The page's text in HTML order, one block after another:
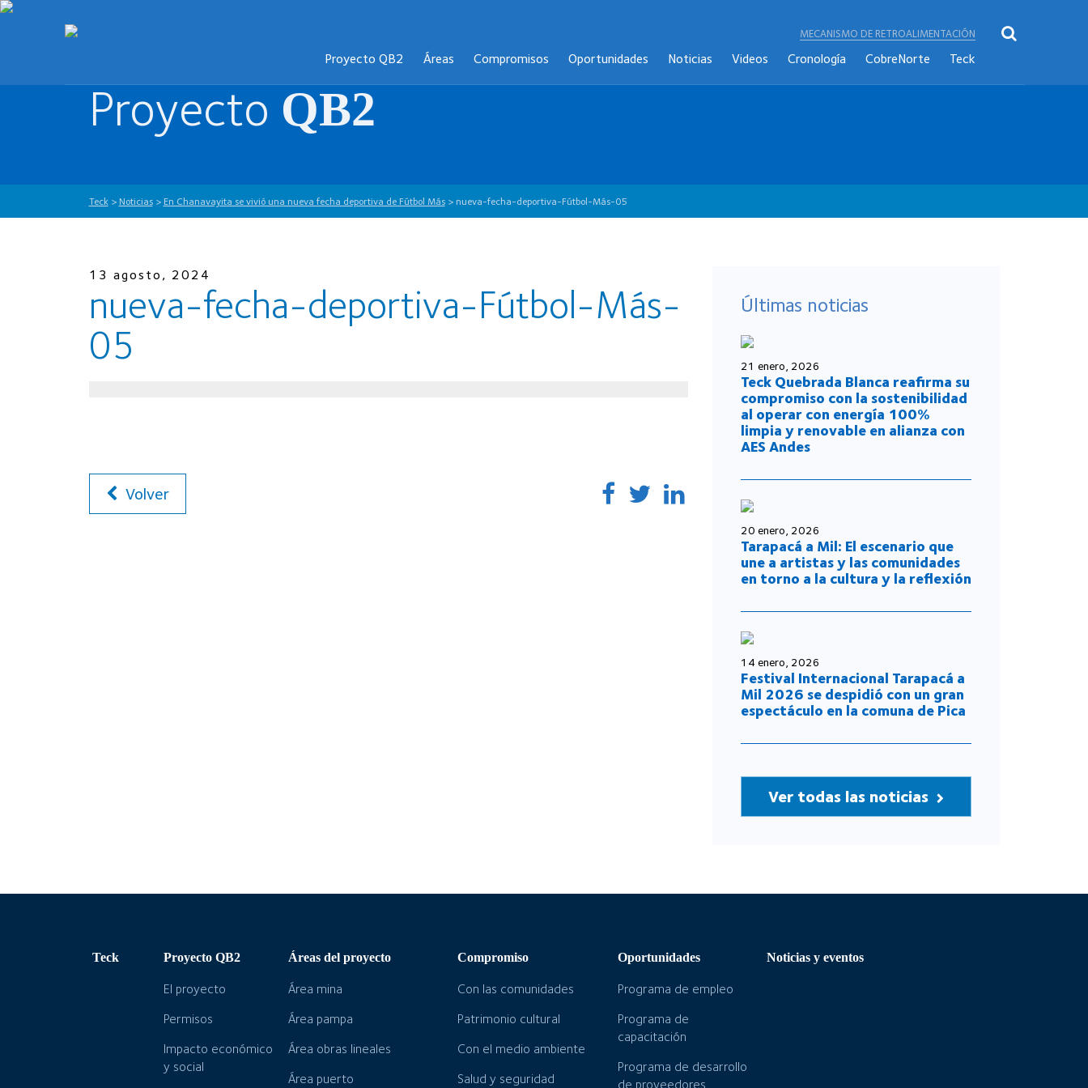
MECANISMO DE RETROALIMENTACIÓN
Proyecto QB2 Áreas Compromisos Oportunidades Noticias Videos Cronología CobreNorte Teck
Proyecto QB2
Teck> Noticias> En Chanavayita se vivió una nueva fecha deportiva de Fútbol Más> nueva-fecha-deportiva-Fútbol-Más-05
13 agosto, 2024
nueva-fecha-deportiva-Fútbol-Más-
05
Volver
Últimas noticias
21 enero, 2026
Teck Quebrada Blanca reafirma su
compromiso con la sostenibilidad
al operar con energía 100%
limpia y renovable en alianza con
AES Andes
20 enero, 2026
Tarapacá a Mil: El escenario que
une a artistas y las comunidades
en torno a la cultura y la reflexión
14 enero, 2026
Festival Internacional Tarapacá a
Mil 2026 se despidió con un gran
espectáculo en la comuna de Pica
Ver todas las noticias
Teck Proyecto QB2
El proyecto
Permisos
Impacto económico
y social
Áreas del proyecto
Área mina
Área pampa
Área obras lineales
Área puerto
Compromiso
Con las comunidades
Patrimonio cultural
Con el medio ambiente
Salud y seguridad
Oportunidades
Programa de empleo
Programa de
capacitación
Programa de desarrollo
de proveedores
Noticias y eventos